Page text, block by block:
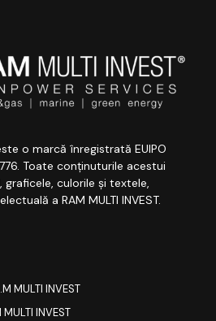
o marcă înregistrată EUIPO
Toate conținuturile acestui
graficele, culorile și textele,
a RAM MULTI INVEST.
MULTI INVEST
INVEST